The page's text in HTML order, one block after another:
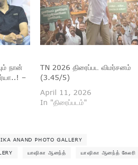
நான்
–
TN 2026 திரைப்பட விமர்சனம்
(3.45/5)
April 11, 2026
In "திரைப்படம்"
ANAND PHOTO GALLERY
யாஷிகா ஆனந்த் யாஷிகா ஆனந்த் கேலரி